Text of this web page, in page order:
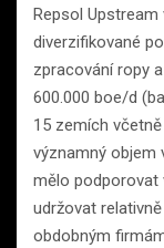
Repsol
diverzifikované
zpracování ropy
600.000 boe/d
15 zemích
významný objem
mělo podporovat
udržovat
obdobným